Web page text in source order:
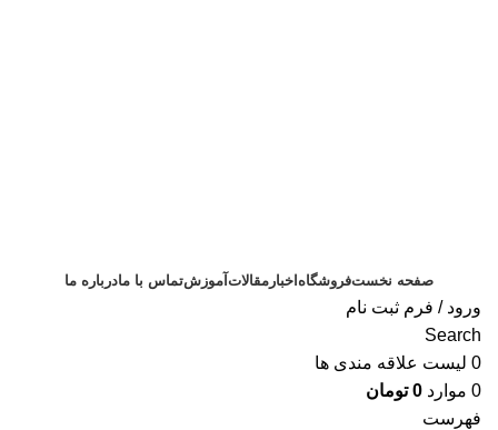
صفحه نخستفروشگاه اخبار مقالات آموزشتماس با مادرباره ما
ورود / فرم ثبت نام
Search
0 لیست علاقه مندی ها
0 موارد 0 تومان
فهرست